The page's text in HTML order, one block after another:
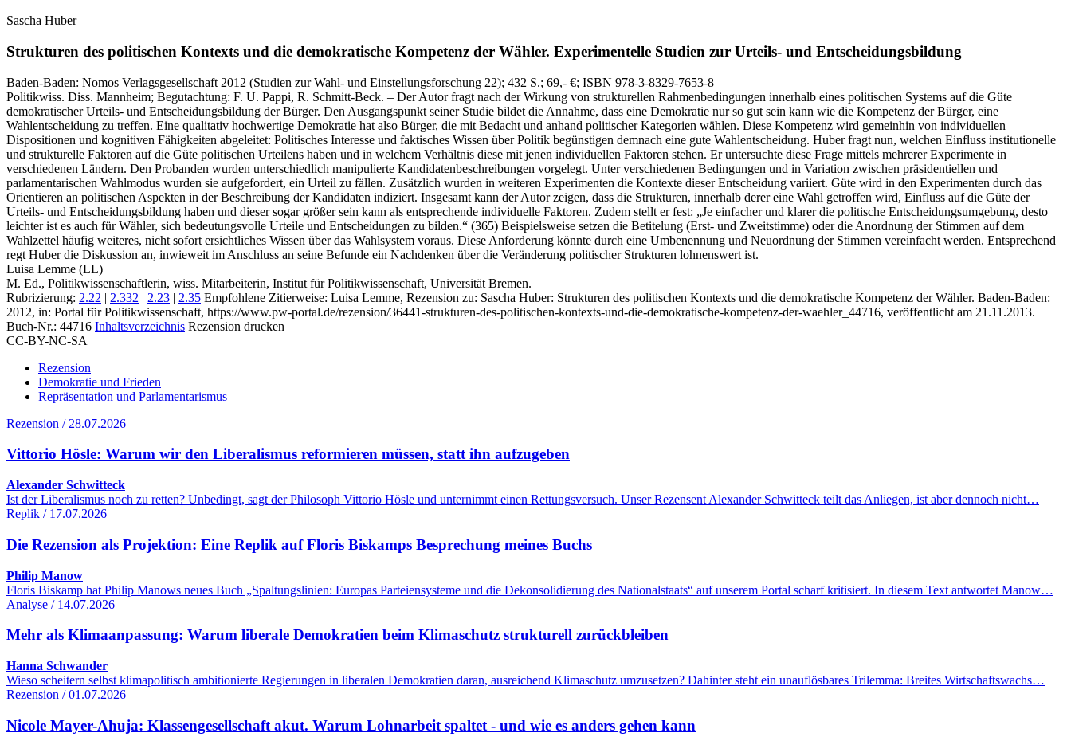
Sascha Huber
Strukturen des politischen Kontexts und die demokratische Kompetenz der Wähler. Experimentelle Studien zur Urteils- und Entscheidungsbildung
Baden-Baden: Nomos Verlagsgesellschaft 2012 (Studien zur Wahl- und Einstellungsforschung 22); 432 S.; 69,- €; ISBN 978-3-8329-7653-8
Politikwiss. Diss. Mannheim; Begutachtung: F. U. Pappi, R. Schmitt‑Beck. – Der Autor fragt nach der Wirkung von strukturellen Rahmenbedingungen innerhalb eines politischen Systems auf die Güte
demokratischer Urteils‑ und Entscheidungsbildung der Bürger. Den Ausgangspunkt seiner Studie bildet die Annahme, dass eine Demokratie nur so gut sein kann wie die Kompetenz der Bürger, eine
Wahlentscheidung zu treffen. Eine qualitativ hochwertige Demokratie hat also Bürger, die mit Bedacht und anhand politischer Kategorien wählen. Diese Kompetenz wird gemeinhin von individuellen
Dispositionen und kognitiven Fähigkeiten abgeleitet: Politisches Interesse und faktisches Wissen über Politik begünstigen demnach eine gute Wahlentscheidung. Huber fragt nun, welchen Einfluss institutionelle
und strukturelle Faktoren auf die Güte politischen Urteilens haben und in welchem Verhältnis diese mit jenen individuellen Faktoren stehen. Er untersuchte diese Frage mittels mehrerer Experimente in
verschiedenen Ländern. Den Probanden wurden unterschiedlich manipulierte Kandidatenbeschreibungen vorgelegt. Unter verschiedenen Bedingungen und in Variation zwischen präsidentiellen und
parlamentarischen Wahlmodus wurden sie aufgefordert, ein Urteil zu fällen. Zusätzlich wurden in weiteren Experimenten die Kontexte dieser Entscheidung variiert. Güte wird in den Experimenten durch das
Orientieren an politischen Aspekten in der Beschreibung der Kandidaten indiziert. Insgesamt kann der Autor zeigen, dass die Strukturen, innerhalb derer eine Wahl getroffen wird, Einfluss auf die Güte der
Urteils‑ und Entscheidungsbildung haben und dieser sogar größer sein kann als entsprechende individuelle Faktoren. Zudem stellt er fest: „Je einfacher und klarer die politische Entscheidungsumgebung, desto
leichter ist es auch für Wähler, sich bedeutungsvolle Urteile und Entscheidungen zu bilden.“ (365) Beispielsweise setzen die Betitelung (Erst‑ und Zweitstimme) oder die Anordnung der Stimmen auf dem
Wahlzettel häufig weiteres, nicht sofort ersichtliches Wissen über das Wahlsystem voraus. Diese Anforderung könnte durch eine Umbenennung und Neuordnung der Stimmen vereinfacht werden. Entsprechend
regt Huber die Diskussion an, inwieweit im Anschluss an seine Befunde ein Nachdenken über die Veränderung politischer Strukturen lohnenswert ist.
Luisa Lemme (LL)
M. Ed., Politikwissenschaftlerin, wiss. Mitarbeiterin, Institut für Politikwissenschaft, Universität Bremen.
Rubrizierung: 2.22 | 2.332 | 2.23 | 2.35 Empfohlene Zitierweise: Luisa Lemme, Rezension zu: Sascha Huber: Strukturen des politischen Kontexts und die demokratische Kompetenz der Wähler. Baden-Baden:
2012, in: Portal für Politikwissenschaft, https://www.pw-portal.de/rezension/36441-strukturen-des-politischen-kontexts-und-die-demokratische-kompetenz-der-waehler_44716, veröffentlicht am 21.11.2013.
Buch-Nr.: 44716 Inhaltsverzeichnis Rezension drucken
CC-BY-NC-SA
Rezension
Demokratie und Frieden
Repräsentation und Parlamentarismus
Rezension / 28.07.2026
Vittorio Hösle: Warum wir den Liberalismus reformieren müssen, statt ihn aufzugeben
Alexander Schwitteck
Ist der Liberalismus noch zu retten? Unbedingt, sagt der Philosoph Vittorio Hösle und unternimmt einen Rettungsversuch. Unser Rezensent Alexander Schwitteck teilt das Anliegen, ist aber dennoch nicht…
Replik / 17.07.2026
Die Rezension als Projektion: Eine Replik auf Floris Biskamps Besprechung meines Buchs
Philip Manow
Floris Biskamp hat Philip Manows neues Buch „Spaltungslinien: Europas Parteiensysteme und die Dekonsolidierung des Nationalstaats“ auf unserem Portal scharf kritisiert. In diesem Text antwortet Manow…
Analyse / 14.07.2026
Mehr als Klimaanpassung: Warum liberale Demokratien beim Klimaschutz strukturell zurückbleiben
Hanna Schwander
Wieso scheitern selbst klimapolitisch ambitionierte Regierungen in liberalen Demokratien daran, ausreichend Klimaschutz umzusetzen? Dahinter steht ein unauflösbares Trilemma: Breites Wirtschaftswachs…
Rezension / 01.07.2026
Nicole Mayer-Ahuja: Klassengesellschaft akut. Warum Lohnarbeit spaltet - und wie es anders gehen kann